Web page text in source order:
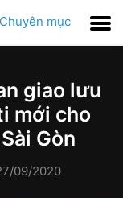
Chuyên mục
giao lưu
mới cho
Gòn
09/2020